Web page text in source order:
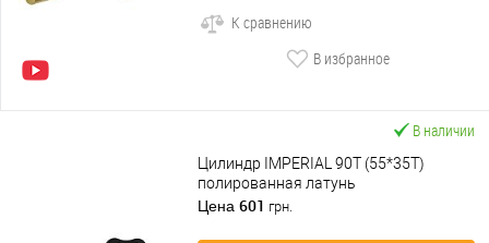
К сравнению
В избранное
В наличии
Цилиндр IMPERIAL 90T (55*35T)
полированная латунь
Цена 601 грн.